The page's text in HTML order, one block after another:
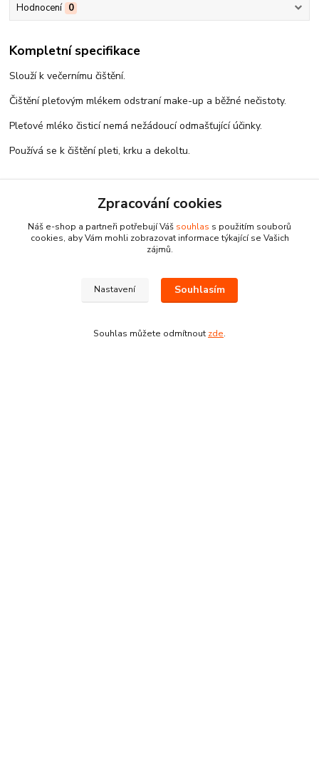
Hodnocení 0
Kompletní specifikace
Slouží k večernímu čištění.
Čištění pleťovým mlékem odstraní make-up a běžné nečistoty.
Pleťové mléko čisticí nemá nežádoucí odmašťující účinky.
Používá se k čištění pleti, krku a dekoltu.
Ryor
200 ml
Zpracování cookies
Náš e-shop a partneři potřebují Váš souhlas s použitím souborů
cookies, aby Vám mohli zobrazovat informace týkající se Vašich
zájmů.
Nastavení Souhlasím
Souhlas můžete odmítnout zde.